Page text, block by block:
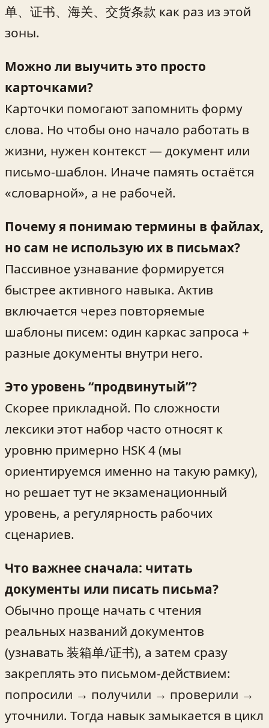
单、证书、海关、交货条款 как раз из этой
зоны.
Можно ли выучить это просто
карточками?
Карточки помогают запомнить форму
слова. Но чтобы оно начало работать в
жизни, нужен контекст — документ или
письмо‑шаблон. Иначе память остаётся
«словарной», а не рабочей.
Почему я понимаю термины в файлах,
но сам не использую их в письмах?
Пассивное узнавание формируется
быстрее активного навыка. Актив
включается через повторяемые
шаблоны писем: один каркас запроса +
разные документы внутри него.
Это уровень “продвинутый”?
Скорее прикладной. По сложности
лексики этот набор часто относят к
уровню примерно HSK 4 (мы
ориентируемся именно на такую рамку),
но решает тут не экзаменационный
уровень, а регулярность рабочих
сценариев.
Что важнее сначала: читать
документы или писать письма?
Обычно проще начать с чтения
реальных названий документов
(узнавать 装箱单/证书), а затем сразу
закреплять это письмом‑действием:
попросили → получили → проверили →
уточнили. Тогда навык замыкается в цикл